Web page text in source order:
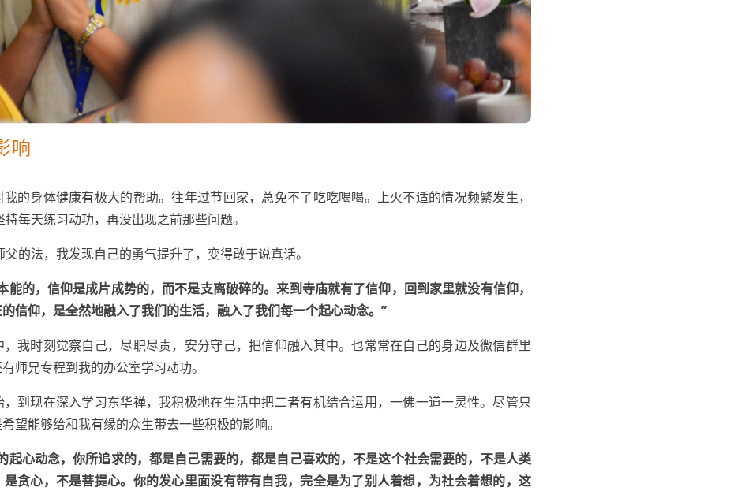
响
的身体健康有极大的帮助。往年过节回家，总免不了吃吃喝喝。上火不适的情况频繁发生，
每天练习动功，再没出现之前那些问题。
的法，我发现自己的勇气提升了，变得敢于说真话。
能的，信仰是成片成势的，而不是支离破碎的。来到寺庙就有了信仰，回到家里就没有信仰，
信仰，是全然地融入了我们的生活，融入了我们每一个起心动念。”
我时刻觉察自己，尽职尽责，安分守己，把信仰融入其中。也常常在自己的身边及微信群里
师兄专程到我的办公室学习动功。
到现在深入学习东华禅，我积极地在生活中把二者有机结合运用，一佛一道一灵性。尽管只
望能够给和我有缘的众生带去一些积极的影响。
起心动念，你所追求的，都是自己需要的，都是自己喜欢的，不是这个社会需要的，不是人类
贪心，不是菩提心。你的发心里面没有带有自我，完全是为了别人着想，为社会着想的，这